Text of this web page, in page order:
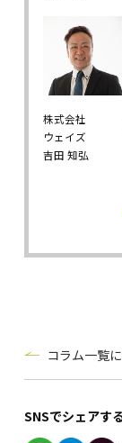
株式会社
ウェイズ
吉田 知弘
コラム一覧
SNSでシェアす